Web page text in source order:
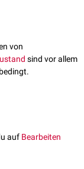
von
sind vor allem
bedingt.
auf Bearbeiten